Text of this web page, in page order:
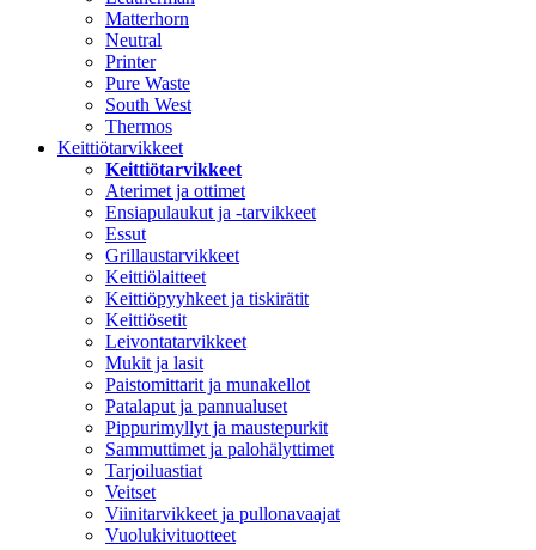
Matterhorn
Neutral
Printer
Pure Waste
South West
Thermos
Keittiötarvikkeet
Keittiötarvikkeet
Aterimet ja ottimet
Ensiapulaukut ja -tarvikkeet
Essut
Grillaustarvikkeet
Keittiölaitteet
Keittiöpyyhkeet ja tiskirätit
Keittiösetit
Leivontatarvikkeet
Mukit ja lasit
Paistomittarit ja munakellot
Patalaput ja pannualuset
Pippurimyllyt ja maustepurkit
Sammuttimet ja palohälyttimet
Tarjoiluastiat
Veitset
Viinitarvikkeet ja pullonavaajat
Vuolukivituotteet